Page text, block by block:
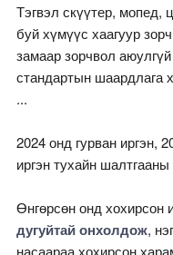
Тэгвэл скүүтер, мопед,
буй хүмүүс хаагуур
замаар зорчвол
стандартын шаардлага
...
2024 онд гурван иргэн,
иргэн тухайн
Өнгөрсөн онд хохирсон
дугуйтай онхолдож,
насаараа хохирсон